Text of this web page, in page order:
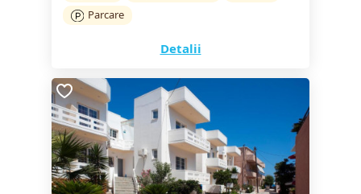
Parcare
Detalii